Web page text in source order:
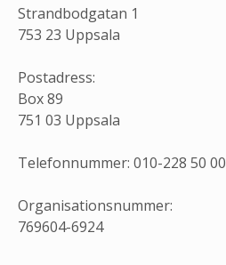
Strandbodgatan 1
753 23 Uppsala
Postadress:
Box 89
751 03 Uppsala
Telefonnummer: 010-228 50 00
Organisationsnummer:
769604-6924